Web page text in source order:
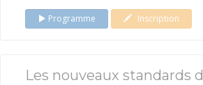
Programme Inscription
Les nouveaux standards